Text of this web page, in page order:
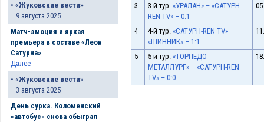
• «Жуковские вести»
9 августа 2025
Матч-эмоция и яркая
премьера в составе «Леон
Сатурна»
Далее
• «Жуковские вести»
3 августа 2025
День сурка. Коломенский
«автобус» снова обыграл
3 3-й тур. «УРАЛАН» – «САТУРН-
REN TV» – 0:1
4 4-й тур. «САТУРН-REN TV» –
«ШИННИК» – 1:1
5 5-й тур. «ТОРПЕДО-
МЕТАЛЛУРГ» – «САТУРН-REN
TV» – 0:0